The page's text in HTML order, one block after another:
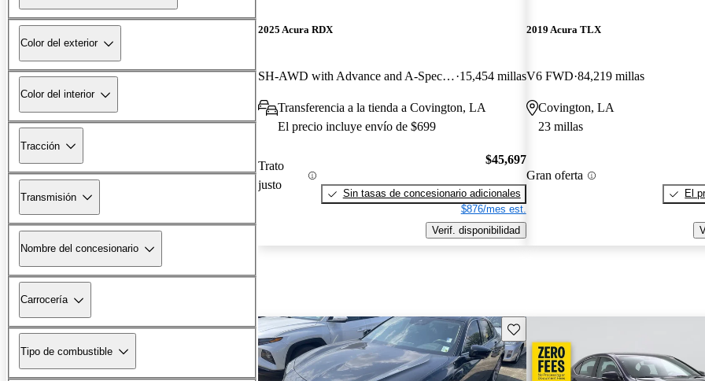
Color del exterior
Color del interior
Tracción
Transmisión
Nombre del concesionario
Carrocería
Tipo de combustible
2025 Acura RDX
SH-AWD with Advance and A-Spec Package 15,454 millas
Transferencia a la tienda a Covington, LA
El precio incluye envío de $699
Trato
justo
$45,697
Sin tasas de concesionario adicionales
$876/mes est.
Verif. disponibilidad
2019 Acura TLX
V6 FWD 84,219 millas
Covington, LA
23 millas
Gran oferta
El
Guarda este Aviso